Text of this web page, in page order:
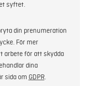
syftet.
din prenumeration
För mer
arbete för att skydda
dina
sida om GDPR.